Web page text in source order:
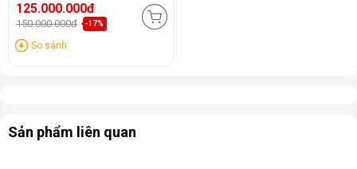
125.000.000đ
150.000.000đ -17%
So sánh
Sản phẩm liên quan